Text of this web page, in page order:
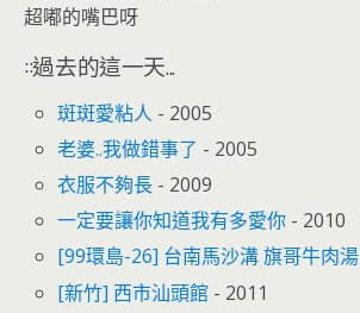
超嘟的嘴巴呀
::過去的這一天...
斑斑愛粘人 - 2005
老婆..我做錯事了 - 2005
衣服不夠長 - 2009
一定要讓你知道我有多愛你 - 2010
[99環島-26] 台南馬沙溝 旗哥牛肉湯
[新竹] 西市汕頭館 - 2011